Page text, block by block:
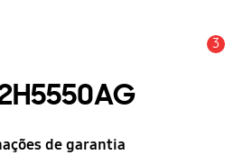
3
de garantia